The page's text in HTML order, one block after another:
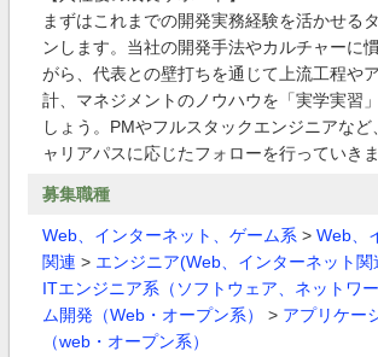
まずはこれまでの開発実務経験を活かせる
ンします。当社の開発手法やカルチャーに
がら、代表との壁打ちを通じて上流工程や
計、マネジメントのノウハウを「実学実習
しょう。PMやフルスタックエンジニアなど
ャリアパスに応じたフォローを行っていきま
募集職種
Web、インターネット、ゲーム系 > Web、
関連 > エンジニア(Web、インターネット関
ITエンジニア系（ソフトウェア、ネットワー
ム開発（Web・オープン系）
> アプリケー
（web・オープン系）